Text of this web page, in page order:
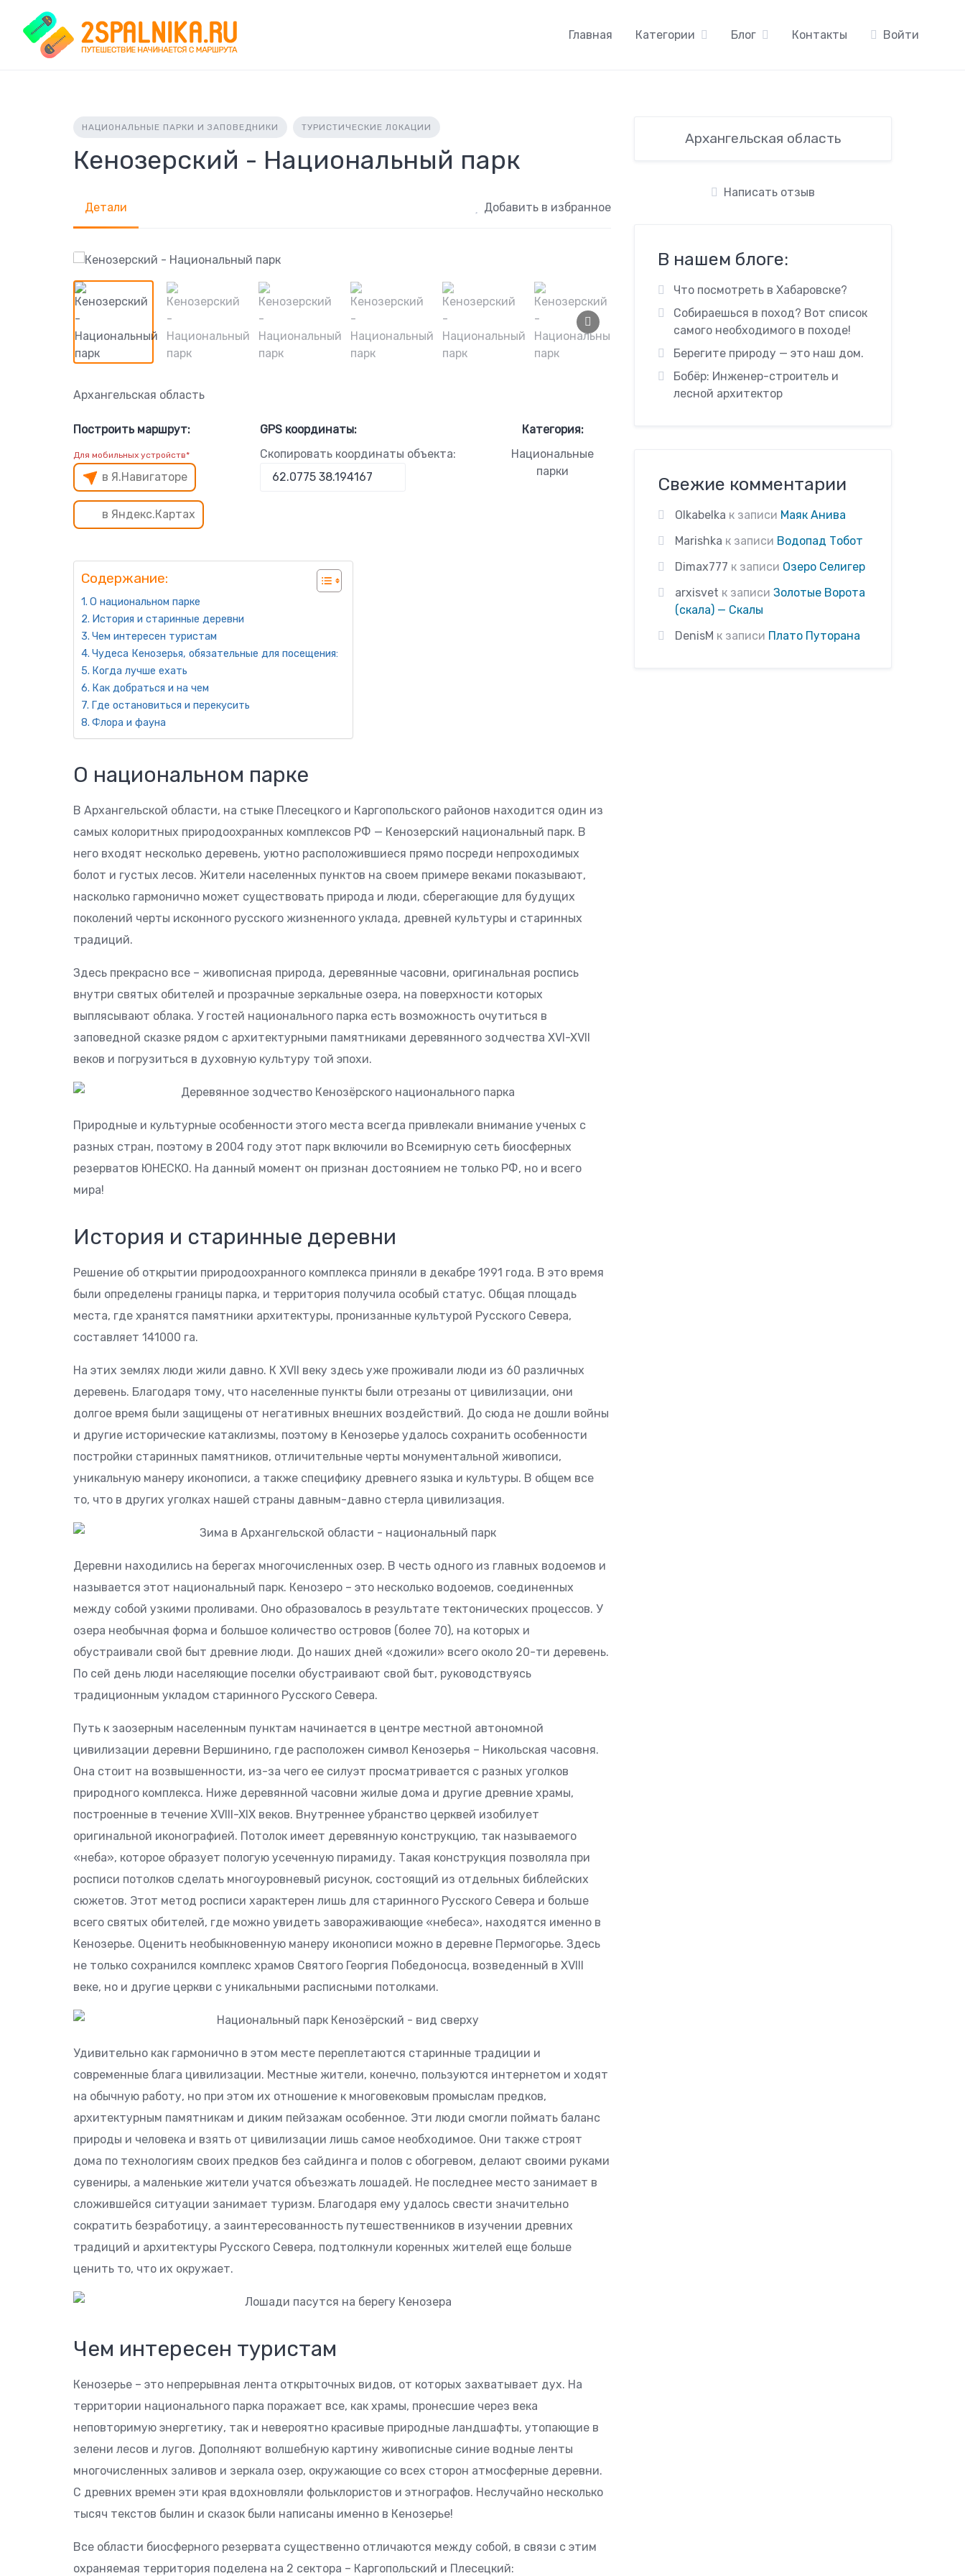
content
Главная Категории Блог Контакты Войти
НАЦИОНАЛЬНЫЕ ПАРКИ И ЗАПОВЕДНИКИ ТУРИСТИЧЕСКИЕ ЛОКАЦИИ
Кенозерский - Национальный парк
Детали Добавить в избранное
Архангельская область
Построить маршрут:
Для мобильных устройств*
в Я.Навигаторе
в Яндекс.Картах
GPS координаты:
Скопировать координаты объекта:
Категория:
Национальные
парки
Содержание:
О национальном парке
История и старинные деревни
Чем интересен туристам
Чудеса Кенозерья, обязательные для посещения:
Когда лучше ехать
Как добраться и на чем
Где остановиться и перекусить
Флора и фауна
О национальном парке
В Архангельской области, на стыке Плесецкого и Каргопольского районов находится один из
самых колоритных природоохранных комплексов РФ — Кенозерский национальный парк. В
него входят несколько деревень, уютно расположившиеся прямо посреди непроходимых
болот и густых лесов. Жители населенных пунктов на своем примере веками показывают,
насколько гармонично может существовать природа и люди, сберегающие для будущих
поколений черты исконного русского жизненного уклада, древней культуры и старинных
традиций.
Здесь прекрасно все – живописная природа, деревянные часовни, оригинальная роспись
внутри святых обителей и прозрачные зеркальные озера, на поверхности которых
выплясывают облака. У гостей национального парка есть возможность очутиться в
заповедной сказке рядом с архитектурными памятниками деревянного зодчества XVI-XVII
веков и погрузиться в духовную культуру той эпохи.
Природные и культурные особенности этого места всегда привлекали внимание ученых с
разных стран, поэтому в 2004 году этот парк включили во Всемирную сеть биосферных
резерватов ЮНЕСКО. На данный момент он признан достоянием не только РФ, но и всего
мира!
История и старинные деревни
Решение об открытии природоохранного комплекса приняли в декабре 1991 года. В это время
были определены границы парка, и территория получила особый статус. Общая площадь
места, где хранятся памятники архитектуры, пронизанные культурой Русского Севера,
составляет 141000 га.
На этих землях люди жили давно. К XVII веку здесь уже проживали люди из 60 различных
деревень. Благодаря тому, что населенные пункты были отрезаны от цивилизации, они
долгое время были защищены от негативных внешних воздействий. До сюда не дошли войны
и другие исторические катаклизмы, поэтому в Кенозерье удалось сохранить особенности
постройки старинных памятников, отличительные черты монументальной живописи,
уникальную манеру иконописи, а также специфику древнего языка и культуры. В общем все
то, что в других уголках нашей страны давным-давно стерла цивилизация.
Деревни находились на берегах многочисленных озер. В честь одного из главных водоемов и
называется этот национальный парк. Кенозеро – это несколько водоемов, соединенных
между собой узкими проливами. Оно образовалось в результате тектонических процессов. У
озера необычная форма и большое количество островов (более 70), на которых и
обустраивали свой быт древние люди. До наших дней «дожили» всего около 20-ти деревень.
По сей день люди населяющие поселки обустраивают свой быт, руководствуясь
традиционным укладом старинного Русского Севера.
Путь к заозерным населенным пунктам начинается в центре местной автономной
цивилизации деревни Вершинино, где расположен символ Кенозерья – Никольская часовня.
Она стоит на возвышенности, из-за чего ее силуэт просматривается с разных уголков
природного комплекса. Ниже деревянной часовни жилые дома и другие древние храмы,
построенные в течение XVIII-XIX веков. Внутреннее убранство церквей изобилует
оригинальной иконографией. Потолок имеет деревянную конструкцию, так называемого
«неба», которое образует пологую усеченную пирамиду. Такая конструкция позволяла при
росписи потолков сделать многоуровневый рисунок, состоящий из отдельных библейских
сюжетов. Этот метод росписи характерен лишь для старинного Русского Севера и больше
всего святых обителей, где можно увидеть завораживающие «небеса», находятся именно в
Кенозерье. Оценить необыкновенную манеру иконописи можно в деревне Пермогорье. Здесь
не только сохранился комплекс храмов Святого Георгия Победоносца, возведенный в XVIII
веке, но и другие церкви с уникальными расписными потолками.
Удивительно как гармонично в этом месте переплетаются старинные традиции и
современные блага цивилизации. Местные жители, конечно, пользуются интернетом и ходят
на обычную работу, но при этом их отношение к многовековым промыслам предков,
архитектурным памятникам и диким пейзажам особенное. Эти люди смогли поймать баланс
природы и человека и взять от цивилизации лишь самое необходимое. Они также строят
дома по технологиям своих предков без сайдинга и полов с обогревом, делают своими руками
сувениры, а маленькие жители учатся объезжать лошадей. Не последнее место занимает в
сложившейся ситуации занимает туризм. Благодаря ему удалось свести значительно
сократить безработицу, а заинтересованность путешественников в изучении древних
традиций и архитектуры Русского Севера, подтолкнули коренных жителей еще больше
ценить то, что их окружает.
Чем интересен туристам
Кенозерье – это непрерывная лента открыточных видов, от которых захватывает дух. На
территории национального парка поражает все, как храмы, пронесшие через века
неповторимую энергетику, так и невероятно красивые природные ландшафты, утопающие в
зелени лесов и лугов. Дополняют волшебную картину живописные синие водные ленты
многочисленных заливов и зеркала озер, окружающие со всех сторон атмосферные деревни.
С древних времен эти края вдохновляли фольклористов и этнографов. Неслучайно несколько
тысяч текстов былин и сказок были написаны именно в Кенозерье!
Все области биосферного резервата существенно отличаются между собой, в связи с этим
охраняемая территория поделена на 2 сектора – Каргопольский и Плесецкий:
Архангельская область
Написать отзыв
В нашем блоге:
Что посмотреть в Хабаровске?
Собираешься в поход? Вот список
самого необходимого в походе!
Берегите природу — это наш дом.
Бобёр: Инженер-строитель и
лесной архитектор
Свежие комментарии
Olkabelka к записи Маяк Анива
Marishka к записи Водопад Тобот
Dimax777 к записи Озеро Селигер
arxisvet к записиЗолотые Ворота
(скала) — Скалы
DenisM к записи Плато Путорана